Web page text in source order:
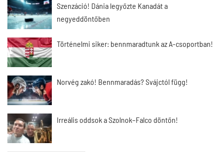
Szenzáció! Dánia legyőzte Kanadát a
negyeddöntőben
Történelmi siker: bennmaradtunk az A-csoportban!
Norvég zakó! Bennmaradás? Svájctól függ!
Irreális oddsok a Szolnok–Falco döntőn!